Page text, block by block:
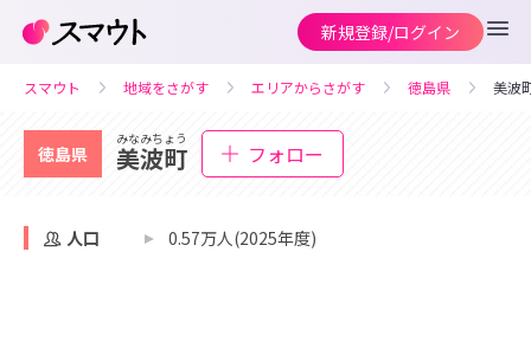
新規登録/ログイン
スマウト 地域をさがす エリアからさがす 徳島県 美波
徳島県
みなみちょう
美波町 フォロー
人口 0.57万人(2025年度)